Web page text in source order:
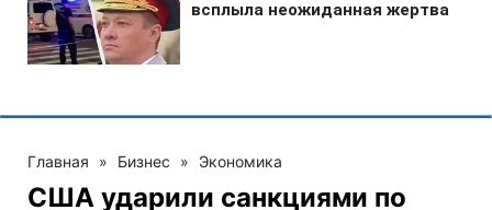
Главная » Бизнес » Экономика
США ударили санкциями по